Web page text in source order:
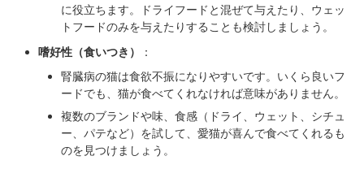
に役立ちます。ドライフードと混ぜて与えたり、ウェッ
トフードのみを与えたりすることも検討しましょう。
嗜好性（食いつき）
：
腎臓病の猫は食欲不振になりやすいです。いくら良いフ
ードでも、猫が食べてくれなければ意味がありません。
複数のブランドや味、食感（ドライ、ウェット、シチュ
ー、パテなど）を試して、愛猫が喜んで食べてくれるも
のを見つけましょう。